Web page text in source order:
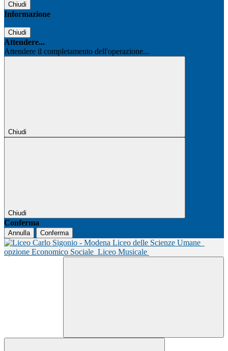
Chiudi
Informazione
Chiudi
Attendere...
Attendere il completamento dell'operazione...
Chiudi
Chiudi
Conferma
Annulla Conferma
Liceo delle Scienze Umane
opzione Economico Sociale Liceo Musicale